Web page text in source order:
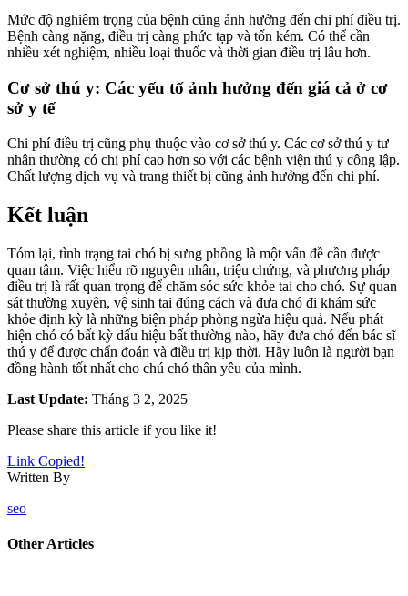
Mức độ nghiêm trọng của bệnh cũng ảnh hưởng đến chi phí điều trị.
Bệnh càng nặng, điều trị càng phức tạp và tốn kém. Có thể cần
nhiều xét nghiệm, nhiều loại thuốc và thời gian điều trị lâu hơn.
Cơ sở thú y: Các yếu tố ảnh hưởng đến giá cả ở cơ
sở y tế
Chi phí điều trị cũng phụ thuộc vào cơ sở thú y. Các cơ sở thú y tư
nhân thường có chi phí cao hơn so với các bệnh viện thú y công lập.
Chất lượng dịch vụ và trang thiết bị cũng ảnh hưởng đến chi phí.
Kết luận
Tóm lại, tình trạng tai chó bị sưng phồng là một vấn đề cần được
quan tâm. Việc hiểu rõ nguyên nhân, triệu chứng, và phương pháp
điều trị là rất quan trọng để chăm sóc sức khỏe tai cho chó. Sự quan
sát thường xuyên, vệ sinh tai đúng cách và đưa chó đi khám sức
khỏe định kỳ là những biện pháp phòng ngừa hiệu quả. Nếu phát
hiện chó có bất kỳ dấu hiệu bất thường nào, hãy đưa chó đến bác sĩ
thú y để được chẩn đoán và điều trị kịp thời. Hãy luôn là người bạn
đồng hành tốt nhất cho chú chó thân yêu của mình.
Last Update: Tháng 3 2, 2025
Please share this article if you like it!
Link Copied!
Written By
seo
Other Articles